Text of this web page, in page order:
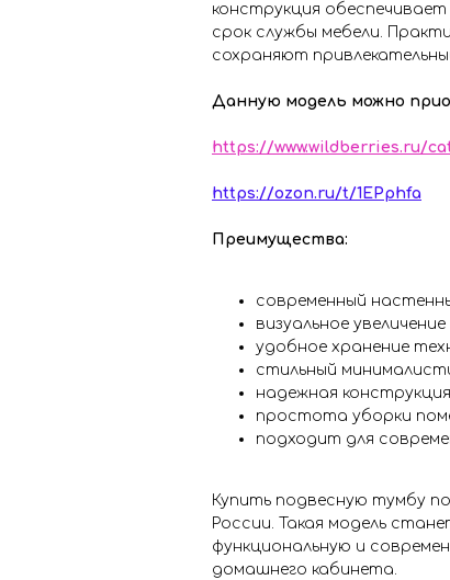
конструкция
срок службы мебели.
сохраняют
Данную модель можно
https://www.wildberries.ru/
https://ozon.ru/t/1EPphfa
Преимущества:
современный
визуальное
удобное хранение
стильный
надежная
простота уборки
подходит для
Купить подвесную тумбу
России. Такая модель
функциональную и
домашнего кабинета.